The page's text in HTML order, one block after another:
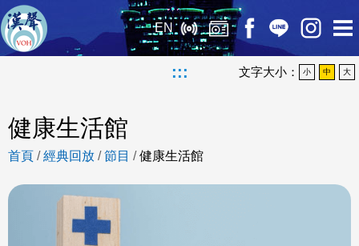
EN
::: 文字大小： 小 中 大
健康生活館
首頁 /經典回放 /節目 /健康生活館